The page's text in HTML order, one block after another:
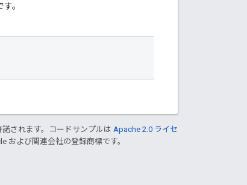
す。
諾されます。コードサンプルは Apache 2.0 ライセ
および関連会社の登録商標です。